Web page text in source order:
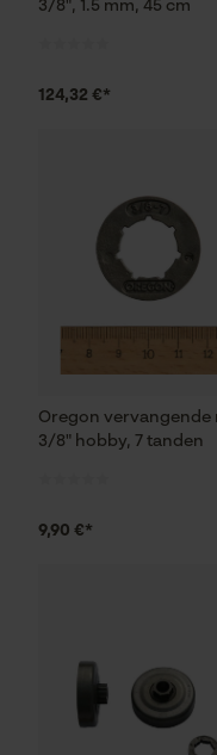
3/8", 1.5 mm, 45 cm
124,32 €*
Oregon vervangende
3/8" hobby, 7 tanden
9,90 €*